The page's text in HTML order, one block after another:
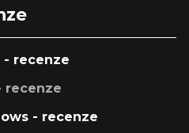
- recenze
recenze
- recenze